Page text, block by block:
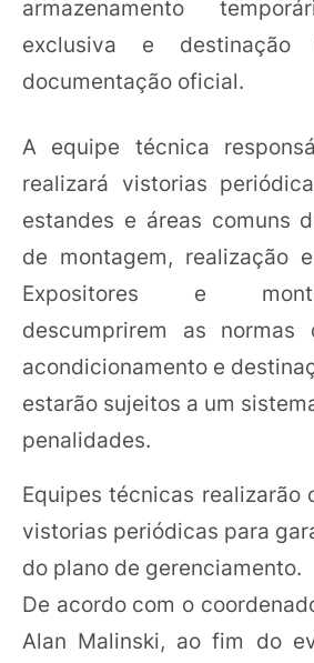
armazenamento
exclusiva e destinação
documentação oficial.
A equipe técnica
realizará vistorias
estandes e áreas comuns
de montagem, realização
Expositores e
descumprirem as normas
acondicionamento e
estarão sujeitos a um
penalidades.
Equipes técnicas realizarão
vistorias periódicas para
do plano de gerenciamento.
De acordo com o
Alan Malinski, ao fim do